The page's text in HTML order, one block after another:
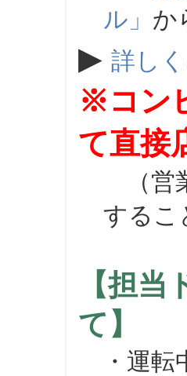
ル」 か
▶ 詳し
※コン
て直接
（営
するこ
【担
て】
・運転